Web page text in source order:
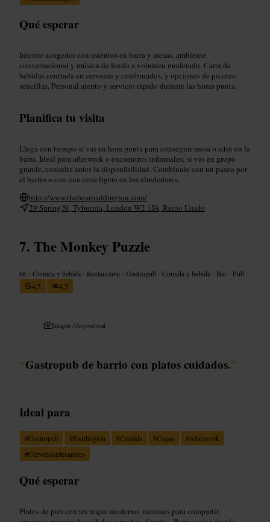
Qué esperar
Interior acogedor con asientos en barra y mesas, ambiente
conversacional y música de fondo a volumen moderado. Carta de
bebidas centrada en cervezas y combinados, y opciones de picoteo
sencillas. Personal atento y servicio rápido durante las horas punta.
Planifica tu visita
Llega con tiempo si vas en hora punta para conseguir mesa o sitio en la
barra. Ideal para afterwork o encuentros informales; si vas en grupo
grande, consulta antes la disponibilidad. Combínalo con un paseo por
el barrio o con una cena ligera en los alrededores.
http://www.thebearpaddington.com/
29 Spring St, Tyburnia, London W2 1JA, Reino Unido
The Monkey Puzzle
€€ •Comida y bebida • Restaurante •Gastropub •Comida y bebida • Bar • Pub
4,5
4,5
Imagen /Useyourlocal
“Gastropub de barrio con platos cuidados.”
Ideal para
#Gastropub #Paddington #Comida #Copas #Afterwork
#Cervezasartesanales
Qué esperar
Platos de pub con un toque moderno: raciones para compartir,